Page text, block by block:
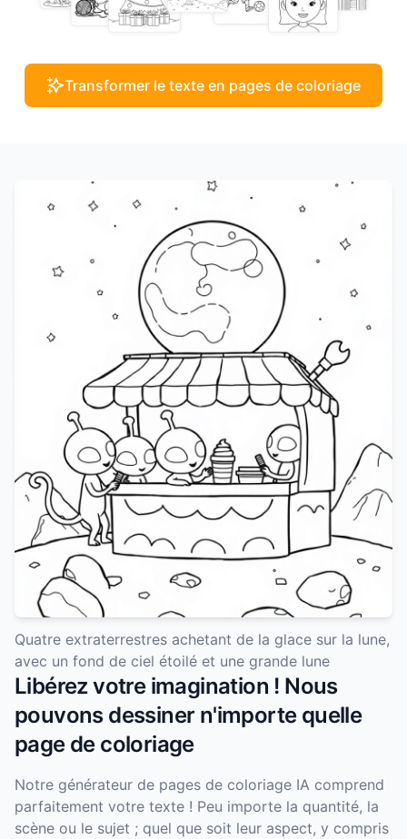
Transformer le texte en pages de coloriage
Quatre extraterrestres achetant de la glace sur la lune,
avec un fond de ciel étoilé et une grande lune
Libérez votre imagination ! Nous
pouvons dessiner n'importe quelle
page de coloriage
Notre générateur de pages de coloriage IA comprend
parfaitement votre texte ! Peu importe la quantité, la
scène ou le sujet ; quel que soit leur aspect, y compris